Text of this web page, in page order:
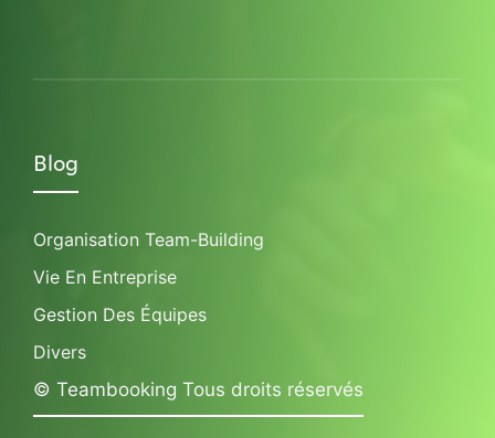
Blog
Organisation Team-Building
Vie En Entreprise
Gestion Des Équipes
Divers
© Teambooking Tous droits réservés